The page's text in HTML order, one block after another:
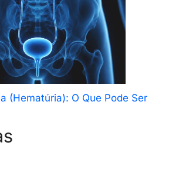
(Hematúria): O Que Pode Ser